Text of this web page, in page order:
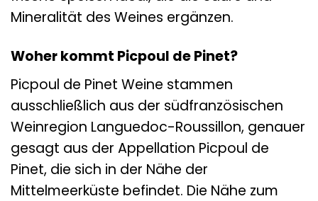
Mineralität des Weines ergänzen.
Woher kommt Picpoul de Pinet?
Picpoul de Pinet Weine stammen
ausschließlich aus der südfranzösischen
Weinregion Languedoc-Roussillon, genauer
gesagt aus der Appellation Picpoul de
Pinet, die sich in der Nähe der
Mittelmeerküste befindet. Die Nähe zum